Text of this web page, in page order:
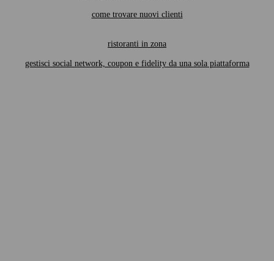
come trovare nuovi clienti
ristoranti in zona
gestisci social network, coupon e fidelity da una sola piattaforma